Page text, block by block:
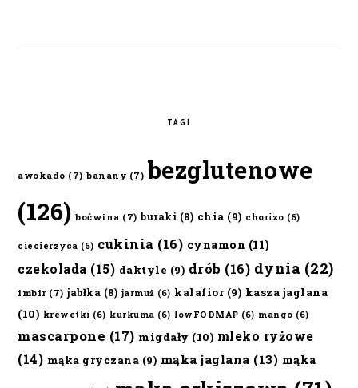
TAGI
awokado (7) banany (7) bezglutenowe
(126) boćwina (7) buraki (8) chia (9) chorizo (6)
ciecierzyca (6) cukinia (16) cynamon (11)
czekolada (15) daktyle (9) drób (16) dynia (22)
imbir (7) jabłka (8) jarmuż (6) kalafior(9) kasza jaglana
(10) krewetki (6) kurkuma (6) lowFODMAP (6) mango (6)
mascarpone (17) migdały (10) mleko ryżowe
(14) mąka gryczana (9) mąka jaglana (13) mąka